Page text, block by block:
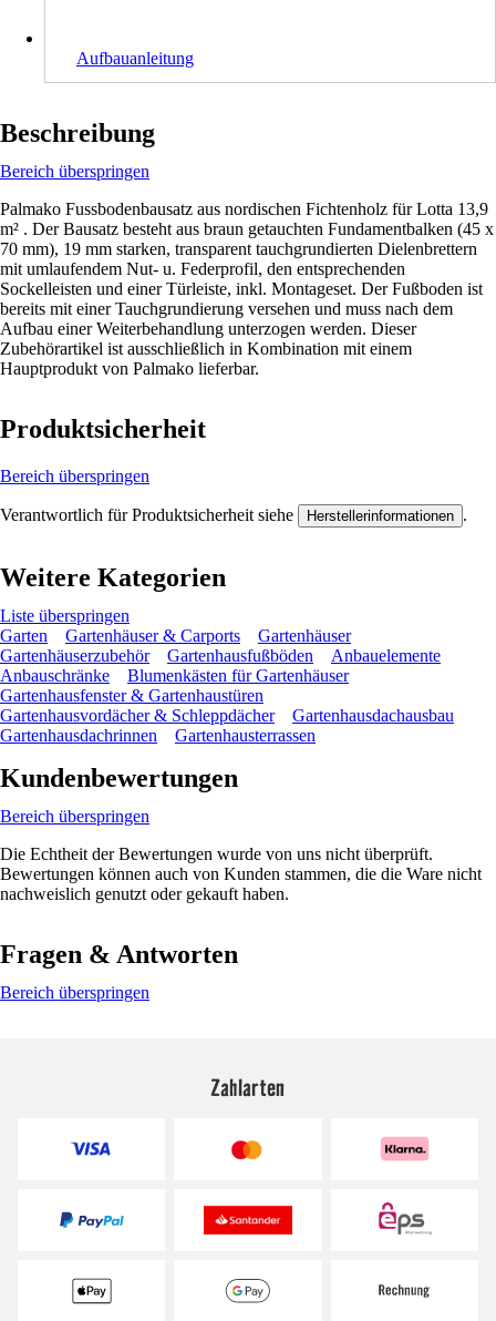
Aufbauanleitung
Beschreibung
Bereich überspringen
Palmako Fussbodenbausatz aus nordischen Fichtenholz für Lotta 13,9
m² . Der Bausatz besteht aus braun getauchten Fundamentbalken (45 x
70 mm), 19 mm starken, transparent tauchgrundierten Dielenbrettern
mit umlaufendem Nut- u. Federprofil, den entsprechenden
Sockelleisten und einer Türleiste, inkl. Montageset. Der Fußboden ist
bereits mit einer Tauchgrundierung versehen und muss nach dem
Aufbau einer Weiterbehandlung unterzogen werden. Dieser
Zubehörartikel ist ausschließlich in Kombination mit einem
Hauptprodukt von Palmako lieferbar.
Produktsicherheit
Bereich überspringen
Verantwortlich für Produktsicherheit siehe Herstellerinformationen .
Weitere Kategorien
Liste überspringen
Garten
Gartenhäuser & Carports
Gartenhäuser
Gartenhäuserzubehör
Gartenhausfußböden
Anbauelemente
Anbauschränke
Blumenkästen für Gartenhäuser
Gartenhausfenster & Gartenhaustüren
Gartenhausvordächer & Schleppdächer
Gartenhausdachausbau
Gartenhausdachrinnen
Gartenhausterrassen
Kundenbewertungen
Bereich überspringen
Die Echtheit der Bewertungen wurde von uns nicht überprüft.
Bewertungen können auch von Kunden stammen, die die Ware nicht
nachweislich genutzt oder gekauft haben.
Fragen & Antworten
Bereich überspringen
Zahlarten